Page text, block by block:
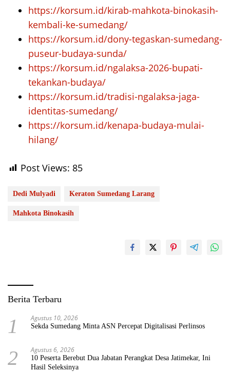
https://korsum.id/kirab-mahkota-binokasih-
kembali-ke-sumedang/
https://korsum.id/dony-tegaskan-sumedang-
puseur-budaya-sunda/
https://korsum.id/ngalaksa-2026-bupati-
tekankan-budaya/
https://korsum.id/tradisi-ngalaksa-jaga-
identitas-sumedang/
https://korsum.id/kenapa-budaya-mulai-
hilang/
Post Views: 85
Dedi Mulyadi Keraton Sumedang Larang
Mahkota Binokasih
Berita Terbaru
1 Agustus 10, 2026
Sekda Sumedang Minta ASN Percepat Digitalisasi Perlinsos
2 Agustus 6, 2026
10 Peserta Berebut Dua Jabatan Perangkat Desa Jatimekar, Ini
Hasil Seleksinya